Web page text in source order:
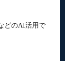
どのAI活用で